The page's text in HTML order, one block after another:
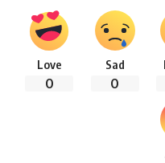
Love
0
Sad
0